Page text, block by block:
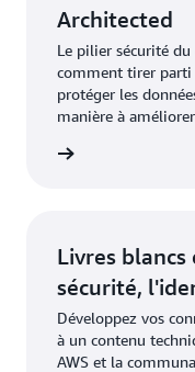
Architected
Le pilier sécurité
comment tirer parti
protéger les
manière à
Livres blancs
sécurité,
Développez vos
à un contenu
AWS et la